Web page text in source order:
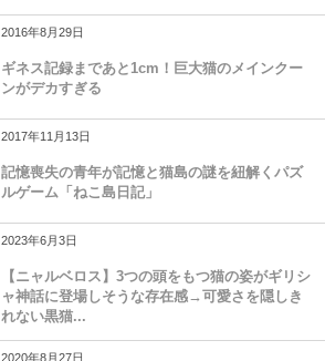
2016年8月29日
ギネス記録まであと1cm！巨大猫のメインクー
ンがデカすぎる
2017年11月13日
記憶喪失の青年が記憶と猫島の謎を紐解くパズ
ルゲーム「ねこ島日記」
2023年6月3日
【ニャルベロス】3つの頭をもつ猫の姿がギリシ
ャ神話に登場しそうな存在感→可愛さを隠しき
れない黒猫...
2020年8月27日